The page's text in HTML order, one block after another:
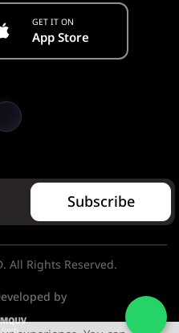
GET IT ON
App Store
Subscribe
All Rights Reserved.
by